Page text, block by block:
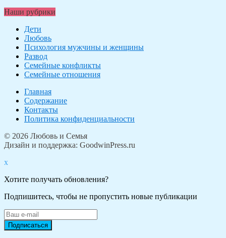
Наши рубрики
Дети
Любовь
Психология мужчины и женщины
Развод
Семейные конфликты
Семейные отношения
Главная
Содержание
Контакты
Политика конфиденциальности
© 2026 Любовь и Семья
Дизайн и поддержка: GoodwinPress.ru
x
Хотите получать обновления?
Подпишитесь, чтобы не пропустить новые публикации